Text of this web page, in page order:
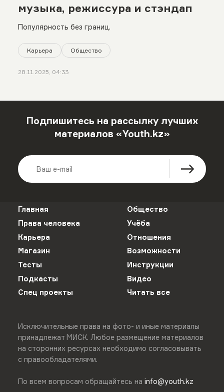
музыка, режиссура и стэндап
Популярность без границ.
Карьера Общество
28.11.2025, 04:33
Подпишитесь на рассылку лучших
материалов «Youth.kz»
Главная
Общество
Права человека
Учёба
Карьера
Отношения
Магазин
Возможности
Тесты
Инструкции
Подкасты
Видео
Спец проекты
Читать все
Исключительные права на фото- и иные материалы
принадлежат МИСК. Любое размещение материалов
на сторонних ресурсах необходимо согласовывать
с правообладателями.
По всем вопросам обращайтесь на info@youth.kz